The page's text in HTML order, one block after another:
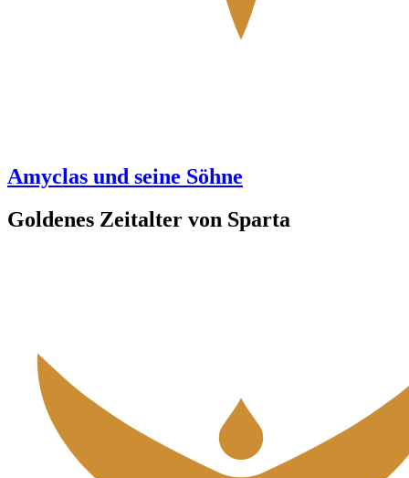
Amyclas und seine Söhne
Goldenes Zeitalter von Sparta